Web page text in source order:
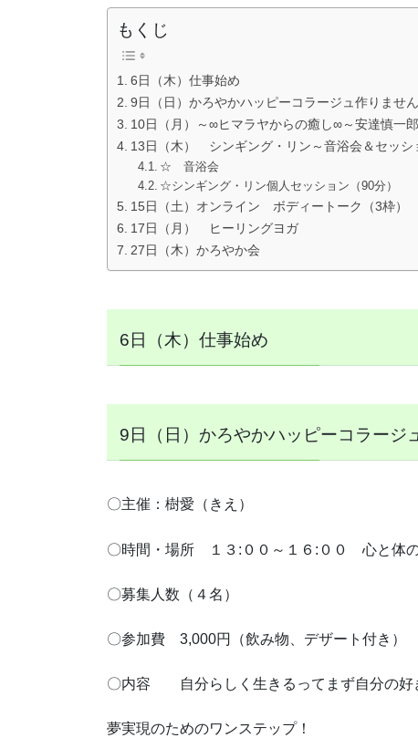
もくじ
6日（木）仕事始め
9日（日）かろやかハッピーコラージュ作りませ
10日（月）～∞ヒマラヤからの癒し∞～安達慎
13日（木） シンギング・リン～音浴会＆セッシ
☆ 音浴会
☆シンギング・リン個人セッション（90分）
15日（土）オンライン ボディートーク（3枠）
17日（月） ヒーリングヨガ
27日（木）かろやか会
6日（木）仕事始め
9日（日）かろやかハッピーコラージ
〇主催：樹愛（きえ）
〇時間・場所 １３:００～１６:００ 心と体
〇募集人数（４名）
〇参加費 3,000円（飲み物、デザート付き）
〇内容 自分らしく生きるってまず自分の好
夢実現のためのワンステップ！